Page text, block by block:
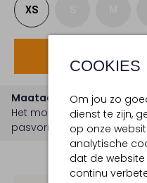
COOKIES
Om jou zo
dienst te zijn,
op onze
analytische
dat de
continu
XS
Maatadvies
Het model is 1 meter 68
pasvorm isaansluitend.